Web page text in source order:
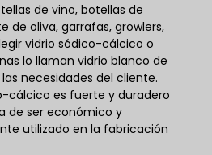
de vino, botellas de
de oliva, garrafas, growlers,
vidrio sódico-cálcico o
lo llaman vidrio blanco de
necesidades del cliente.
cálcico es fuerte y duradero
de ser económico y
utilizado en la fabricación